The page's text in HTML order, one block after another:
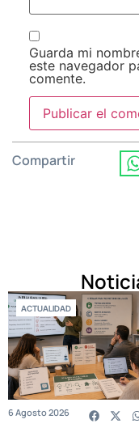
Guarda mi
este navegador
comente.
Compartir
ACTUALIDAD
6 Agosto 2026